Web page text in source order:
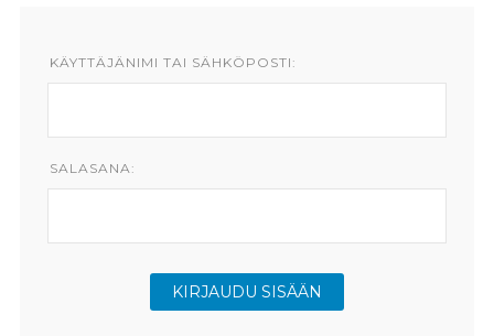
KÄYTTÄJÄNIMI TAI SÄHKÖPOSTI:
SALASANA: